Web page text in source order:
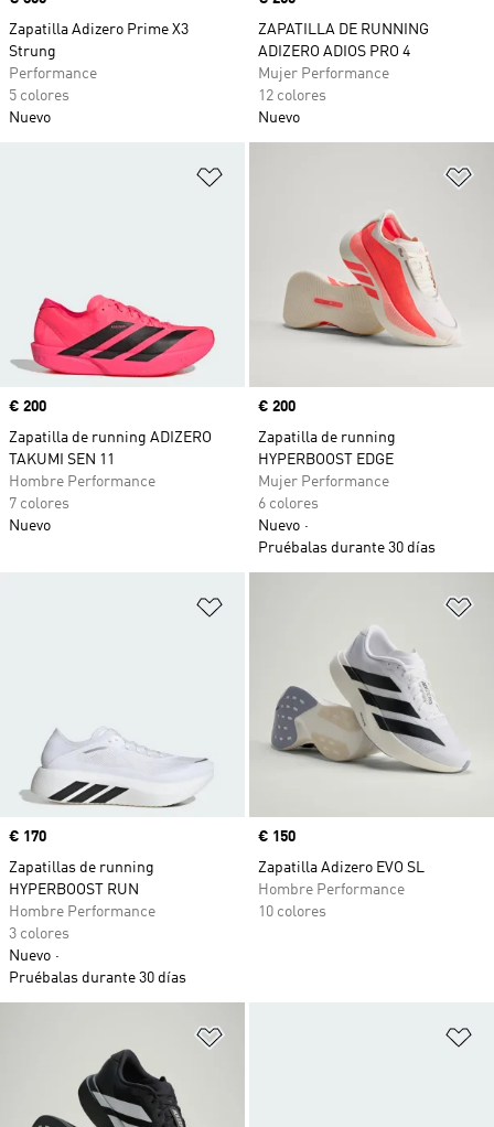
Zapatilla Adizero Prime X3
Strung
Performance
5 colores
Nuevo
ZAPATILLA DE RUNNING
ADIZERO ADIOS PRO 4
Mujer Performance
12 colores
Nuevo
Precio
€ 200
Zapatilla de running ADIZERO
TAKUMI SEN 11
Hombre Performance
7 colores
Nuevo
Precio
€ 200
Zapatilla de running
HYPERBOOST EDGE
Mujer Performance
6 colores
Nuevo
Pruébalas durante 30 días
Precio
€ 170
Zapatillas de running
HYPERBOOST RUN
Hombre Performance
3 colores
Nuevo
Pruébalas durante 30 días
Precio
€ 150
Zapatilla Adizero EVO SL
Hombre Performance
10 colores